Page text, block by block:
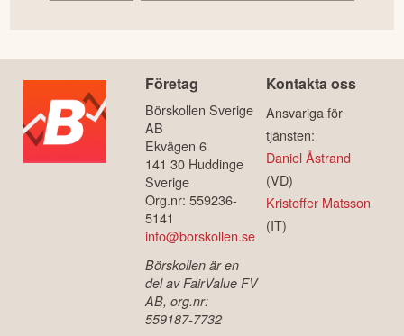
Företag
Börskollen Sverige
AB
Ekvägen 6
141 30 Huddinge
Sverige
Org.nr: 559236-
5141
info@borskollen.se
Börskollen är en
del av FairValue FV
AB, org.nr:
559187-7732
Kontakta oss
Ansvariga för
tjänsten:
Daniel Åstrand
(VD)
Kristoffer Matsson
(IT)